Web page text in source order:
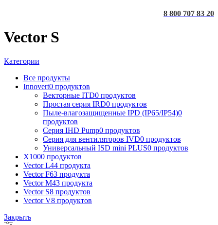
8 800 707 83 20
Vector S
Категории
Все продукты
Innovert0 продуктов
Векторные ITD0 продуктов
Простая серия IRD0 продуктов
Пыле-влагозащищенные IPD (IP65/IP54)0
продуктов
Серия IHD Pump0 продуктов
Серия для вентиляторов IVD0 продуктов
Универсальный ISD mini PLUS0 продуктов
X1000 продуктов
Vector L44 продукта
Vector F63 продукта
Vector M43 продукта
Vector S8 продуктов
Vector V8 продуктов
Закрыть